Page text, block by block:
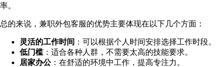
率。
总的来说，兼职外包客服的优势主要体现在以下几个方面：
灵活的工作时间 ：可以根据个人时间安排选择工作时段。
低门槛：适合各种人群，不需要太高的技能要求。
居家办公：在舒适的环境中工作，提高专注力。